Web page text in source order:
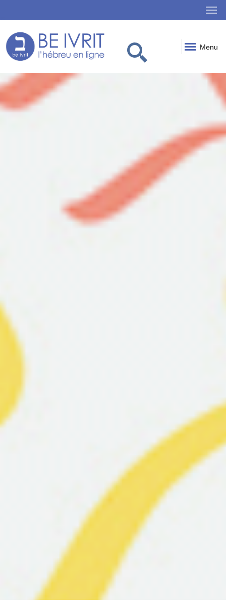
Menu
Nos vidéos
PROFESSEURS
OULPANS
ANNUAIRE